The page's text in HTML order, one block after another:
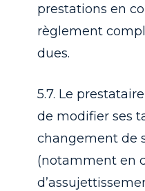
prestations en
règlement
dues.
5.7. Le
de modifier ses
changement de
(notamment en